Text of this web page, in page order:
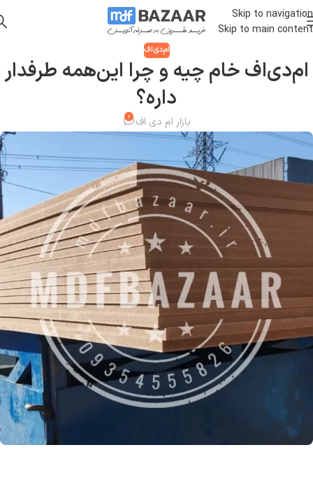
Skip to navigation
Skip to main content
ام‌دی‌اف
ام‌دی‌اف خام چیه و چرا این‌همه طرفدار
داره؟
بازار ام دی اف ۰